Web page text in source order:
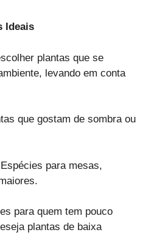
Ideais
plantas que se
levando em conta
que gostam de sombra ou
para mesas,
para quem tem pouco
plantas de baixa